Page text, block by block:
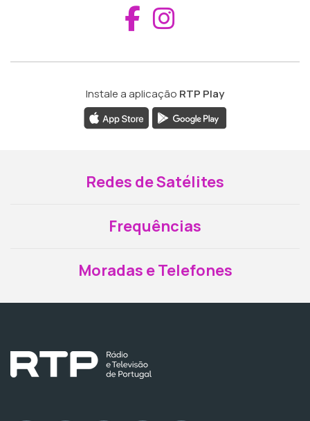
Aceder ao
Instale a aplicação RTP Play
Redes de Satélites
Frequências
Moradas e Telefones